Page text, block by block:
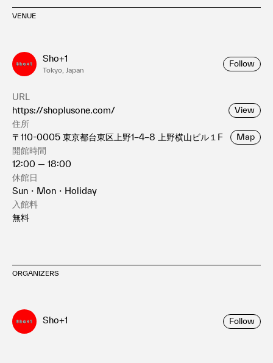
VENUE
Sho+1
Tokyo, Japan
Follow
URL
https://shoplusone.com/
View
住所
〒110-0005 東京都台東区上野1−4−8 上野横山ビル１F
Map
開館時間
12:00 — 18:00
休館日
Sun・Mon・Holiday
入館料
無料
ORGANIZERS
Sho+1 Follow